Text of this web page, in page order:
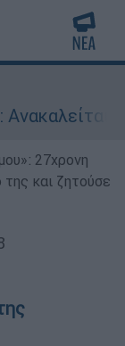
27χρονη
και ζητούσε